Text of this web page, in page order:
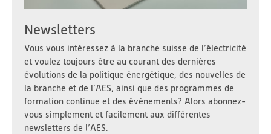
Newsletters
Vous vous intéressez à la branche suisse de l’électricité
et voulez toujours être au courant des dernières
évolutions de la politique énergétique, des nouvelles de
la branche et de l’AES, ainsi que des programmes de
formation continue et des événements? Alors abonnez-
vous simplement et facilement aux différentes
newsletters de l’AES.